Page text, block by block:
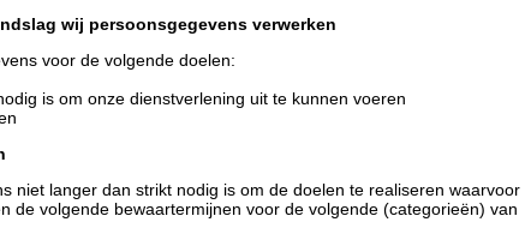
wij persoonsgegevens verwerken
voor de volgende doelen:
is om onze dienstverlening uit te kunnen voeren
niet langer dan strikt nodig is om de doelen te realiseren waarvoor
de volgende bewaartermijnen voor de volgende (categorieën) van